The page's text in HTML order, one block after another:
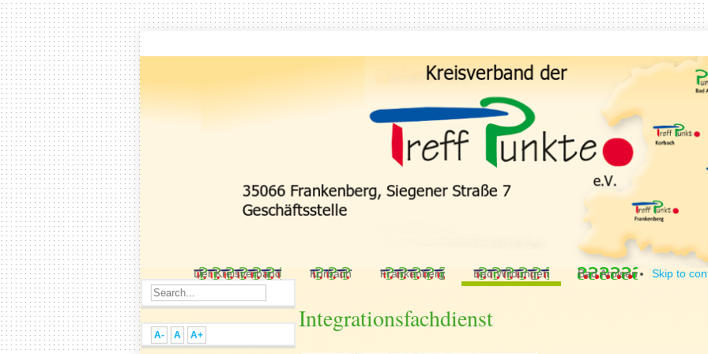
Der Kreisverband Korbach Frankenberg Bad Wildungen Bad Arolsen Skip to
Integrationsfachdienst
A- A A+